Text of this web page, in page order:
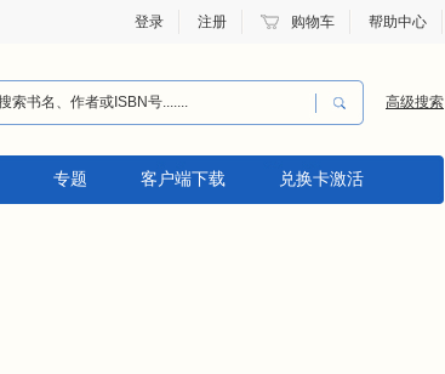
登录 注册 购物车 帮助中心
高级搜索
专题 客户端下载 兑换卡激活